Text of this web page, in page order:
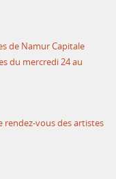
de Namur Capitale
du mercredi 24 au
rendez-vous des artistes